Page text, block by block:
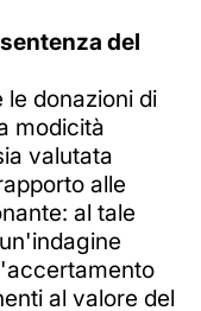
del
donazioni di
modicità
valutata
alle
al tale
al valore del